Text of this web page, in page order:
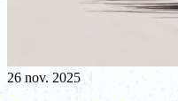
26 nov. 2025